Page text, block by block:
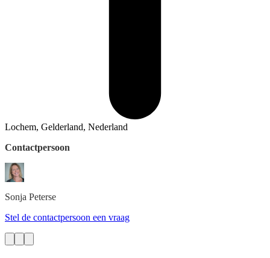
Lochem, Gelderland, Nederland
Contactpersoon
Sonja Peterse
Stel de contactpersoon een vraag